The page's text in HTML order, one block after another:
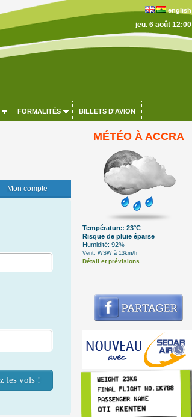
english
jeu. 6 août 12:00
FORMALITÉS BILLETS D'AVION
Mon compte
MÉTÉO À ACCRA
Température: 23°C
Risque de pluie éparse
Humidité: 92%
Vent: WSW à 13km/h
Détail et prévisions